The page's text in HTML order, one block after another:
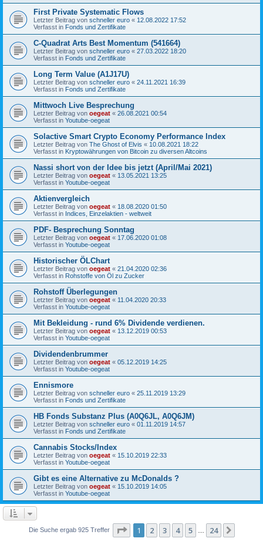
First Private Systematic Flows
Letzter Beitrag von schneller euro « 12.08.2022 17:52
Verfasst in Fonds und Zertifikate
C-Quadrat Arts Best Momentum (541664)
Letzter Beitrag von schneller euro « 27.03.2022 18:20
Verfasst in Fonds und Zertifikate
Long Term Value (A1J17U)
Letzter Beitrag von schneller euro « 24.11.2021 16:39
Verfasst in Fonds und Zertifikate
Mittwoch Live Besprechung
Letzter Beitrag von oegeat « 26.08.2021 00:54
Verfasst in Youtube-oegeat
Solactive Smart Crypto Economy Performance Index
Letzter Beitrag von The Ghost of Elvis « 10.08.2021 18:22
Verfasst in Kryptowährungen von Bitcoin zu diversen Altcoins
Nassi short von der Idee bis jetzt (April/Mai 2021)
Letzter Beitrag von oegeat « 13.05.2021 13:25
Verfasst in Youtube-oegeat
Aktienvergleich
Letzter Beitrag von oegeat « 18.08.2020 01:50
Verfasst in Indices, Einzelaktien - weltweit
PDF- Besprechung Sonntag
Letzter Beitrag von oegeat « 17.06.2020 01:08
Verfasst in Youtube-oegeat
Historischer ÖLChart
Letzter Beitrag von oegeat « 21.04.2020 02:36
Verfasst in Rohstoffe von Öl zu Zucker
Rohstoff Überlegungen
Letzter Beitrag von oegeat « 11.04.2020 20:33
Verfasst in Youtube-oegeat
Mit Bekleidung - rund 6% Dividende verdienen.
Letzter Beitrag von oegeat « 13.12.2019 00:53
Verfasst in Youtube-oegeat
Dividendenbrummer
Letzter Beitrag von oegeat « 05.12.2019 14:25
Verfasst in Youtube-oegeat
Ennismore
Letzter Beitrag von schneller euro « 25.11.2019 13:29
Verfasst in Fonds und Zertifikate
HB Fonds Substanz Plus (A0Q6JL, A0Q6JM)
Letzter Beitrag von schneller euro « 01.11.2019 14:57
Verfasst in Fonds und Zertifikate
Cannabis Stocks/Index
Letzter Beitrag von oegeat « 15.10.2019 22:33
Verfasst in Youtube-oegeat
Gibt es eine Alternative zu McDonalds ?
Letzter Beitrag von oegeat « 15.10.2019 14:05
Verfasst in Youtube-oegeat
Die Suche ergab 925 Treffer Seite 1von 24
1 2 3 4 5 24